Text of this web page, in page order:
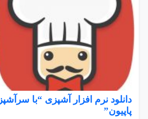
دانلود نرم افزار آشپزی “با سرآشپز
پاپیون”